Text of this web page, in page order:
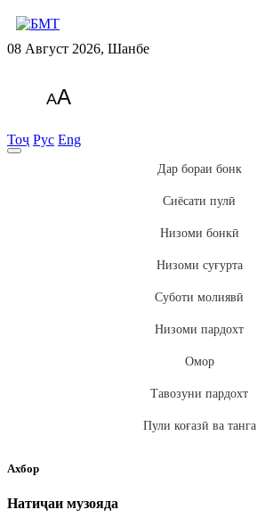
08 Август 2026, Шанбе
AA
Тоҷ Рус Eng
Дар бораи бонк
Сиёсати пулӣ
Низоми бонкӣ
Низоми суғурта
Суботи молиявӣ
Низоми пардохт
Омор
Тавозуни пардохт
Пули коғазӣ ва танга
Ахбор
Натиҷаи музояда